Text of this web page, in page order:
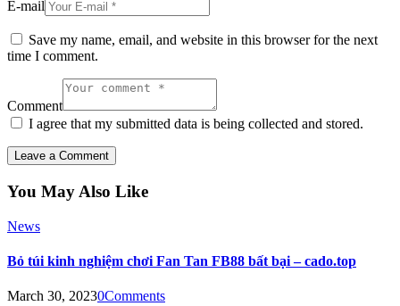
E-mail
Save my name, email, and website in this browser for the next
time I comment.
Comment
I agree that my submitted data is being collected and stored.
You May Also Like
News
Bỏ túi kinh nghiệm chơi Fan Tan FB88 bất bại – cado.top
March 30, 20230Comments